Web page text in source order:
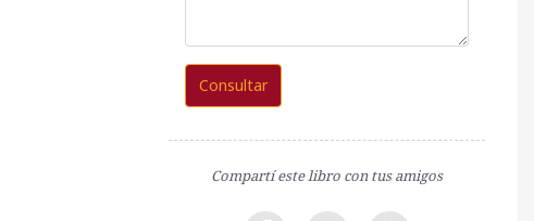
Consultar
Compartí este libro con tus amigos